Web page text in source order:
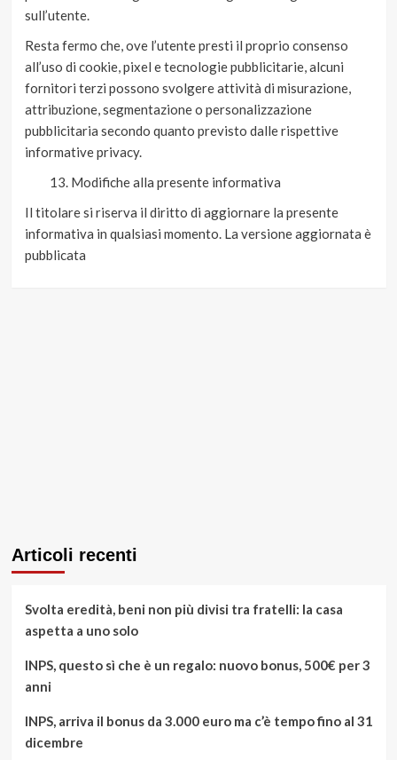
sull’utente.
Resta fermo che, ove l’utente presti il proprio consenso
all’uso di cookie, pixel e tecnologie pubblicitarie, alcuni
fornitori terzi possono svolgere attività di misurazione,
attribuzione, segmentazione o personalizzazione
pubblicitaria secondo quanto previsto dalle rispettive
informative privacy.
Modifiche alla presente informativa
Il titolare si riserva il diritto di aggiornare la presente
informativa in qualsiasi momento. La versione aggiornata è
pubblicata
Articoli recenti
Svolta eredità, beni non più divisi tra fratelli: la casa
aspetta a uno solo
INPS, questo sì che è un regalo: nuovo bonus, 500€ per 3
anni
INPS, arriva il bonus da 3.000 euro ma c’è tempo fino al 31
dicembre